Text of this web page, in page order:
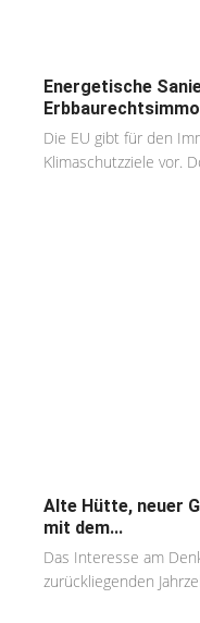
Energetische
Die EU gibt für den
Klimaschutzziele vor.
Alte Hütte, neuer
mit dem...
Das Interesse am
zurückliegenden